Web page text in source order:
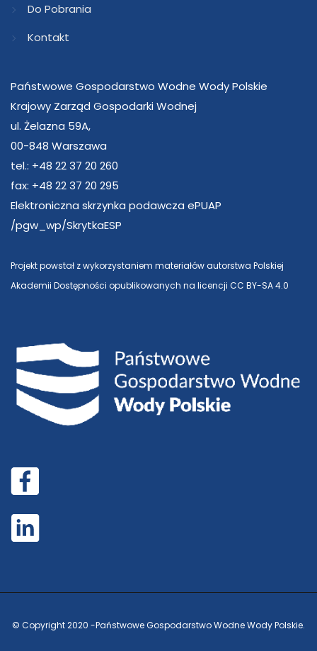
Do Pobrania
Kontakt
Państwowe Gospodarstwo Wodne Wody Polskie
Krajowy Zarząd Gospodarki Wodnej
ul. Żelazna 59A,
00-848 Warszawa
tel.: +48 22 37 20 260
fax: +48 22 37 20 295
Elektroniczna skrzynka podawcza ePUAP
/pgw_wp/SkrytkaESP
Projekt powstał z wykorzystaniem materiałów autorstwa Polskiej
Akademii Dostępności opublikowanych na licencji CC BY-SA 4.0
© Copyright 2020 -Państwowe Gospodarstwo Wodne Wody Polskie.